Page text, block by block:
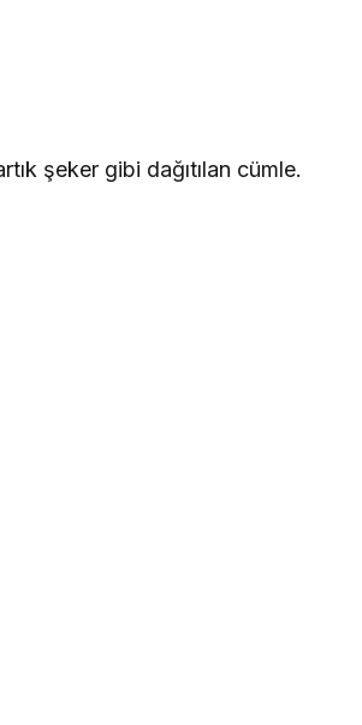
şeker gibi dağıtılan cümle.